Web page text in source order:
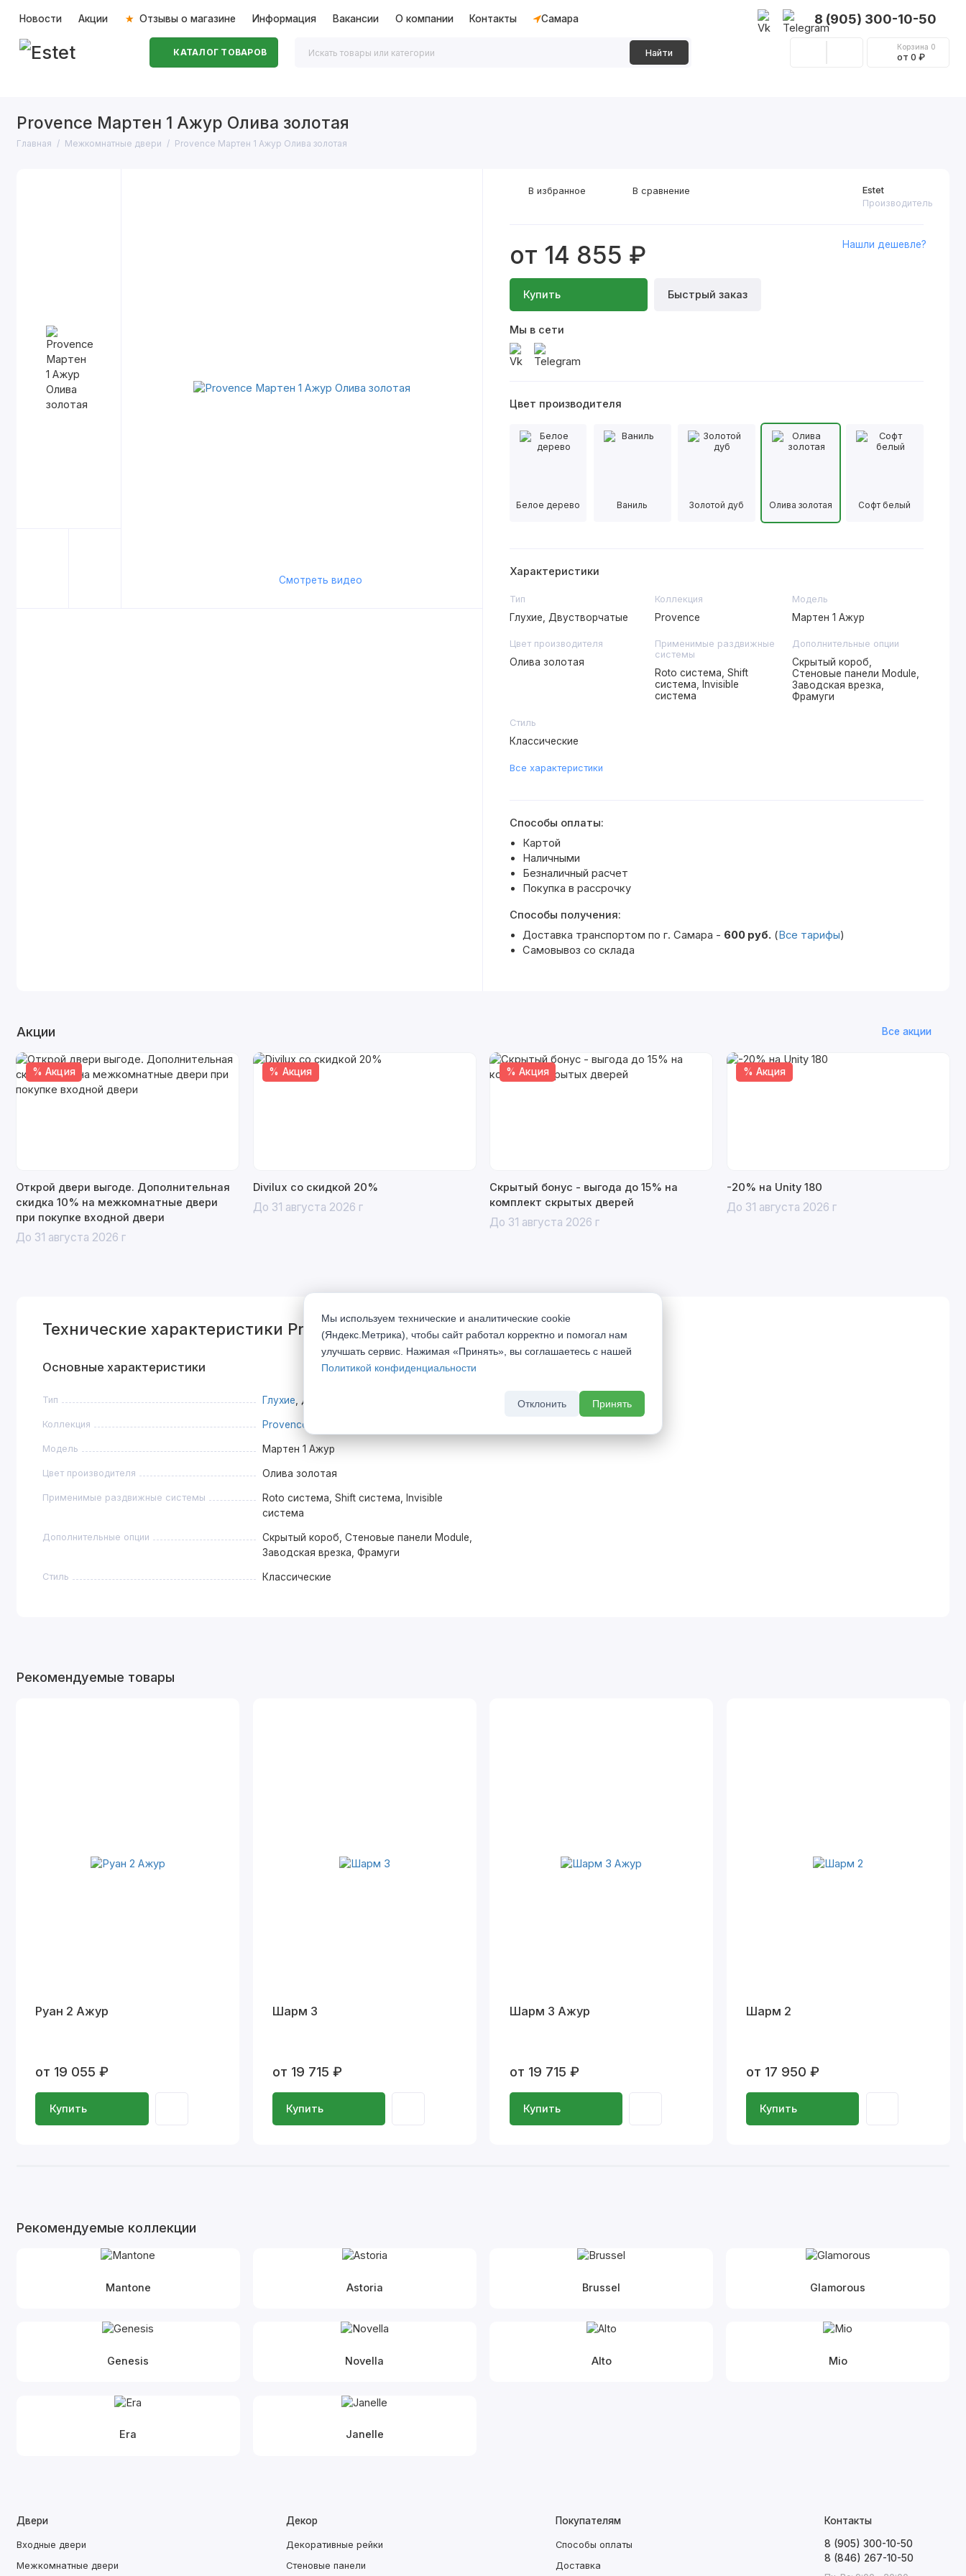
Новости Акции Отзывы о магазине Информация Вакансии О компании Контакты Самара 8 (905) 300-10-50
КАТАЛОГ ТОВАРОВ Найти
Корзина 0
от 0 ₽
Provence Мартен 1 Ажур Олива золотая
Главная Межкомнатные двери Provence Мартен 1 Ажур Олива золотая
Смотреть видео
Estet
Производитель
от 14 855 ₽
Купить Быстрый заказ
Нашли дешевле?
Мы в сети
В избранное В сравнение
Цвет производителя
Белое дерево Ваниль Золотой дуб Олива золотая Софт белый
Характеристики
Тип
Глухие, Двустворчатые
Коллекция
Provence
Модель
Мартен 1 Ажур
Цвет производителя
Олива золотая
Применимые раздвижные
системы
Roto система, Shift
система, Invisible
система
Дополнительные опции
Скрытый короб,
Стеновые панели Module,
Заводская врезка,
Фрамуги
Стиль
Классические
Все характеристики
Способы оплаты:
Картой
Наличными
Безналичный расчет
Покупка в рассрочку
Способы получения:
Доставка транспортом по г. Самара - 600 руб. (Все тарифы)
Самовывоз со склада
Акции Все акции
% Акция
Открой двери выгоде. Дополнительная
скидка 10% на межкомнатные двери
при покупке входной двери
До 31 августа 2026 г
% Акция
Divilux со скидкой 20%
До 31 августа 2026 г
% Акция
Скрытый бонус - выгода до 15% на
комплект скрытых дверей
До 31 августа 2026 г
% Акция
-20% на Unity 180
До 31 августа 2026 г
Технические характеристики Provence Мартен 1 Ажур Олива золотая
Основные характеристики
Тип Глухие , Двустворчатые
Коллекция Provence
Модель Мартен 1 Ажур
Цвет производителя Олива золотая
Применимые раздвижные системы
Roto система, Shift система, Invisible
система
Дополнительные опции
Скрытый короб, Стеновые панели Module,
Заводская врезка, Фрамуги
Стиль Классические
Рекомендуемые товары
Руан 2 Ажур
от 19 055 ₽
Купить
Шарм 3
от 19 715 ₽
Купить
Шарм 3 Ажур
от 19 715 ₽
Купить
Шарм 2
от 17 950 ₽
Купить
Рекомендуемые коллекции
Mantone Astoria Brussel Glamorous
Genesis Novella Alto Mio
Era Janelle
Двери
Входные двери
Межкомнатные двери
Декор
Декоративные рейки
Стеновые панели
Покупателям
Способы оплаты
Доставка
Контакты
8 (905) 300-10-50
8 (846) 267-10-50
Мы используем технические и аналитические cookie
(Яндекс.Метрика), чтобы сайт работал корректно и помогал нам
улучшать сервис. Нажимая «Принять», вы соглашаетесь с нашей
Политикой конфиденциальности
Отклонить Принять